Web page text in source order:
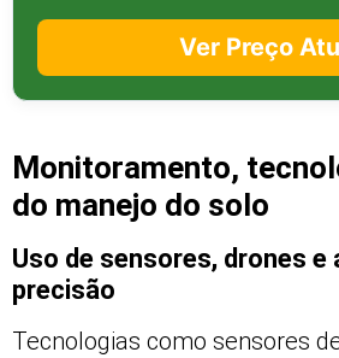
Ver Preço
Monitoramento,
do manejo do solo
Uso de sensores, drones e
precisão
Tecnologias como sensores